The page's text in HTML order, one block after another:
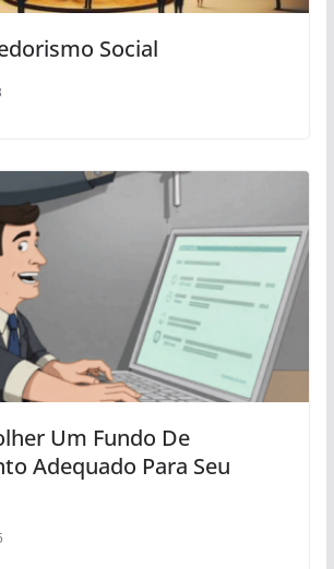
Social
Um Fundo De
Adequado Para Seu